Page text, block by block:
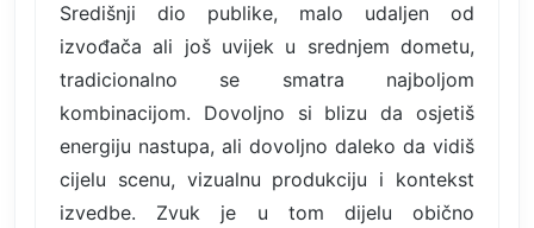
Središnji dio publike, malo udaljen od
izvođača ali još uvijek u srednjem dometu,
tradicionalno se smatra najboljom
kombinacijom. Dovoljno si blizu da osjetiš
energiju nastupa, ali dovoljno daleko da vidiš
cijelu scenu, vizualnu produkciju i kontekst
izvedbe. Zvuk je u tom dijelu obično